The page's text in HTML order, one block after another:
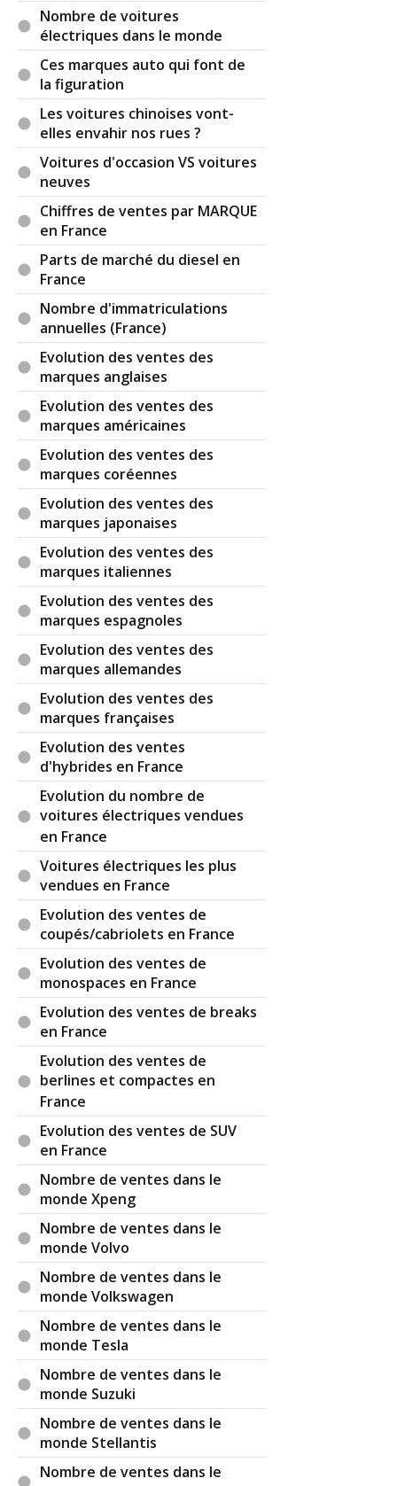
Nombre de voitures
électriques dans le monde
Ces marques auto qui font de
la figuration
Les voitures chinoises vont-
elles envahir nos rues ?
Voitures d'occasion VS voitures
neuves
Chiffres de ventes par MARQUE
en France
Parts de marché du diesel en
France
Nombre d'immatriculations
annuelles (France)
Evolution des ventes des
marques anglaises
Evolution des ventes des
marques américaines
Evolution des ventes des
marques coréennes
Evolution des ventes des
marques japonaises
Evolution des ventes des
marques italiennes
Evolution des ventes des
marques espagnoles
Evolution des ventes des
marques allemandes
Evolution des ventes des
marques françaises
Evolution des ventes
d'hybrides en France
Evolution du nombre de
voitures électriques vendues
en France
Voitures électriques les plus
vendues en France
Evolution des ventes de
coupés/cabriolets en France
Evolution des ventes de
monospaces en France
Evolution des ventes de breaks
en France
Evolution des ventes de
berlines et compactes en
France
Evolution des ventes de SUV
en France
Nombre de ventes dans le
monde Xpeng
Nombre de ventes dans le
monde Volvo
Nombre de ventes dans le
monde Volkswagen
Nombre de ventes dans le
monde Tesla
Nombre de ventes dans le
monde Suzuki
Nombre de ventes dans le
monde Stellantis
Nombre de ventes dans le